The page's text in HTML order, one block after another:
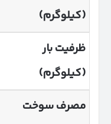
(کیلوگرم)
ظرفیت بار
(کیلوگرم)
مصرف سوخت